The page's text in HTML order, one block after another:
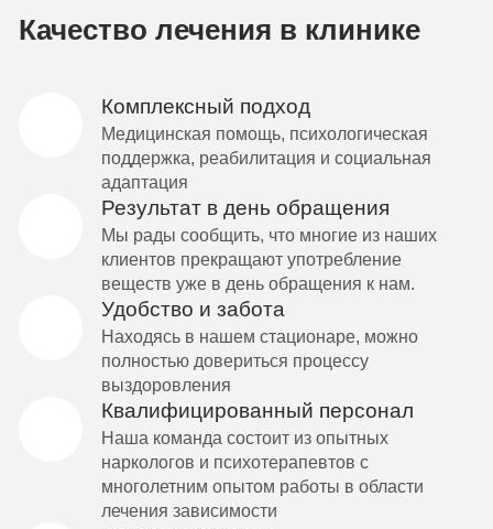
Качество лечения в клинике
Комплексный подход
Медицинская помощь, психологическая
поддержка, реабилитация и социальная
адаптация
Результат в день обращения
Мы рады сообщить, что многие из наших
клиентов прекращают употребление
веществ уже в день обращения к нам.
Удобство и забота
Находясь в нашем стационаре, можно
полностью довериться процессу
выздоровления
Квалифицированный персонал
Наша команда состоит из опытных
наркологов и психотерапевтов с
многолетним опытом работы в области
лечения зависимости